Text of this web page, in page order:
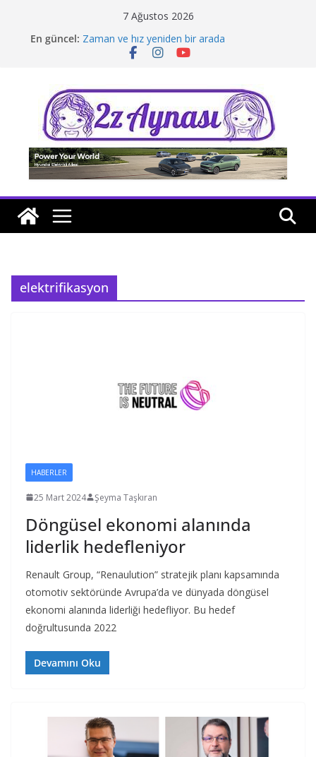
7 Ağustos 2026
En güncel: Zaman ve hız yeniden bir arada
Borusan Next Bodrum’da açıldı
Tatil rotasında test sürüşü
elektrifikasyon
HABERLER
25 Mart 2024 Şeyma Taşkıran
Döngüsel ekonomi alanında
liderlik hedefleniyor
Renault Group, “Renaulution” stratejik planı kapsamında
otomotiv sektöründe Avrupa’da ve dünyada döngüsel
ekonomi alanında liderliği hedefliyor. Bu hedef
doğrultusunda 2022
Devamını Oku